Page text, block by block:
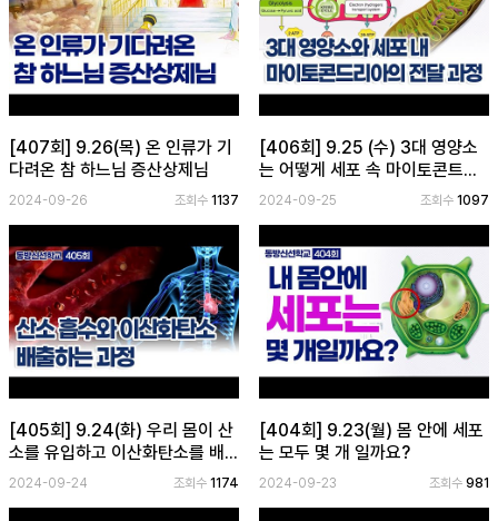
[407회] 9.26(목) 온 인류가 기
다려온 참 하느님 증산상제님
2024-09-26 조회수1137
[406회] 9.25 (수) 3대 영양소
는 어떻게 세포 속 마이토콘트...
2024-09-25 조회수 1097
[405회] 9.24(화) 우리 몸이 산
소를 유입하고 이산화탄소를 배...
2024-09-24 조회수1174
[404회] 9.23(월) 몸 안에 세포
는 모두 몇 개 일까요?
2024-09-23 조회수 981